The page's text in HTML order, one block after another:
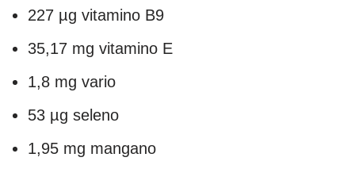
227 µg vitamino B9
35,17 mg vitamino E
1,8 mg vario
53 µg seleno
1,95 mg mangano